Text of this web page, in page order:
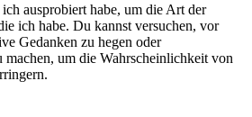
ausprobiert habe, um die Art der
⁣ich​ habe. Du kannst versuchen, vor
Gedanken zu‍ hegen oder
​machen, um die Wahrscheinlichkeit⁢ von